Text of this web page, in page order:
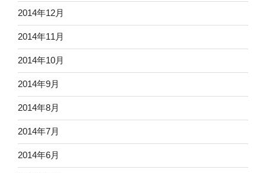
2014年12月
2014年11月
2014年10月
2014年9月
2014年8月
2014年7月
2014年6月